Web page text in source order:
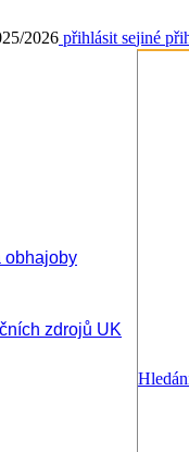
2026 přihlásit sejiné
obhajoby
zdrojů UK